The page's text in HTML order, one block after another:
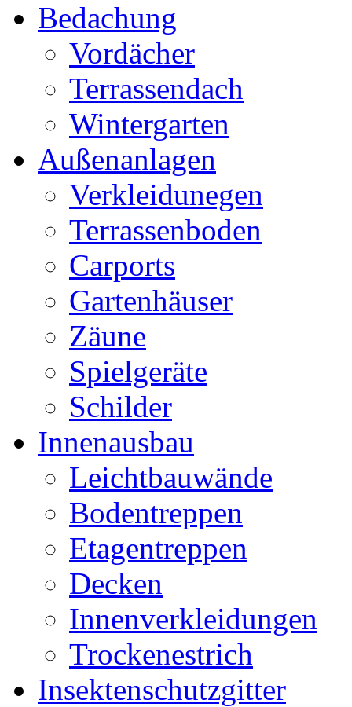
Bedachung
Vordächer
Terrassendach
Wintergarten
Außenanlagen
Verkleidunegen
Terrassenboden
Carports
Gartenhäuser
Zäune
Spielgeräte
Schilder
Innenausbau
Leichtbauwände
Bodentreppen
Etagentreppen
Decken
Innenverkleidungen
Trockenestrich
Insektenschutzgitter